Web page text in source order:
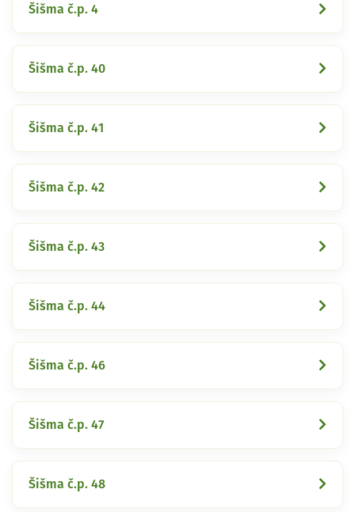
Šišma č.p. 4
Šišma č.p. 40
Šišma č.p. 41
Šišma č.p. 42
Šišma č.p. 43
Šišma č.p. 44
Šišma č.p. 46
Šišma č.p. 47
Šišma č.p. 48